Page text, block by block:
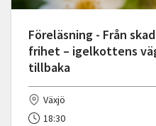
Föreläsning - Från
frihet – igelkottens
tillbaka
Växjö
18:30